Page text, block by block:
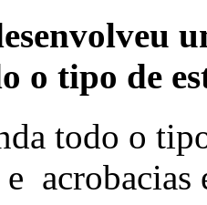
o tipo de
todo o
acrobacias